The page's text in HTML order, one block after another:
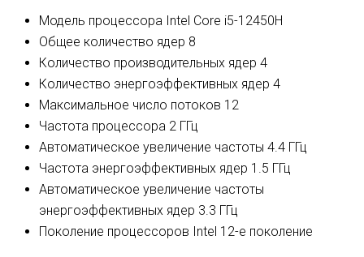
Модель процессора Intel Core i5-12450H
Общее количество ядер 8
Количество производительных ядер 4
Количество энергоэффективных ядер 4
Максимальное число потоков 12
Частота процессора 2 ГГц
Автоматическое увеличение частоты 4.4 ГГц
Частота энергоэффективных ядер 1.5 ГГц
Автоматическое увеличение частоты
энергоэффективных ядер 3.3 ГГц
Поколение процессоров Intel 12-е поколение